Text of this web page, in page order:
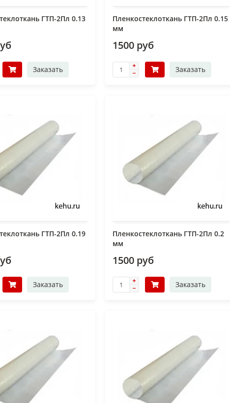
ГТП-2Пл 0.13
Заказать
Пленкостеклоткань ГТП-2Пл 0.15
мм
1500 руб
Заказать
ГТП-2Пл 0.19
Заказать
Пленкостеклоткань ГТП-2Пл 0.2
мм
1500 руб
Заказать